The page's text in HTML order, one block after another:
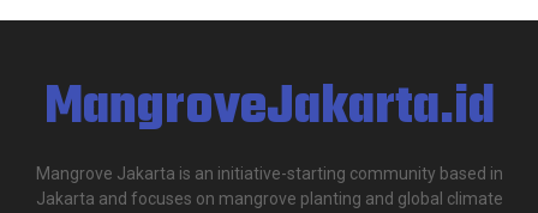
MangroveJakarta.id
Mangrove Jakarta is an initiative-starting community based in
Jakarta and focuses on mangrove planting and global climate